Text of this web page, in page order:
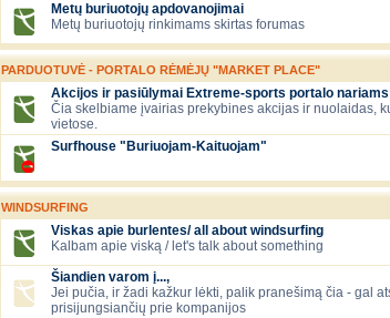
Metų buriuotojų apdovanojimai
Metų buriuotojų rinkimams skirtas forumas
PARDUOTUVĖ - PORTALO RĖMĖJŲ "MARKET PLACE"
Akcijos ir pasiūlymai Extreme-sports portalo nariams
Čia skelbiame įvairias prekybines akcijas ir nuolaidas,
vietose.
Surfhouse "Buriuojam-Kaituojam"
WINDSURFING
Viskas apie burlentes/ all about windsurfing
Kalbam apie viską / let's talk about something
Šiandien varom į...,
Jei pučia, ir žadi kažkur lėkti, palik pranešimą čia - gal
prisijungsiančių prie kompanijos